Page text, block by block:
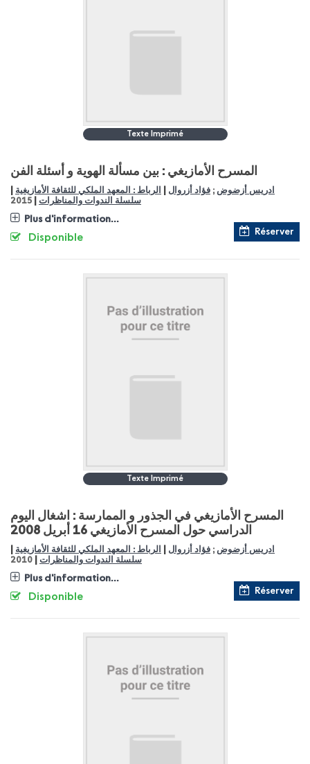
Texte Imprimé
المسرح الأمازيغي : بين مسألة الهوية و أسئلة الفن
ادريس أزضوض ; فؤاد أزروال الرباط : المعهد الملكي للثقافة الأمازيغية
سلسلة الندوات والمناظرات 2015
Plus d'information...
Réserver
Disponible
Texte Imprimé
المسرح الأمازيغي في الجذور و الممارسة : اشغال اليوم
الدراسي حول المسرح الأمازيغي 16 أبريل 2008
ادريس أزضوض ; فؤاد أزروال الرباط : المعهد الملكي للثقافة الأمازيغية
سلسلة الندوات والمناظرات 2010
Plus d'information...
Réserver
Disponible